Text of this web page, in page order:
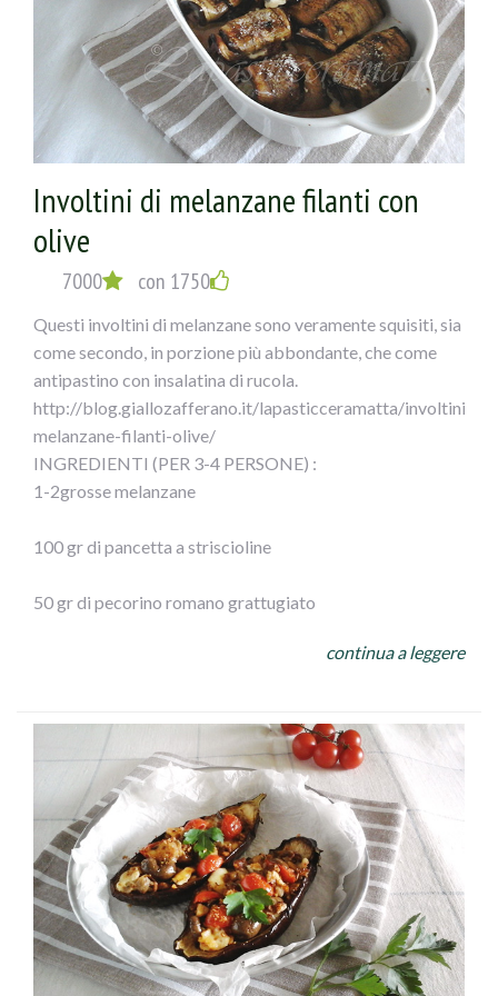
per 5-6 minuti uniformemente, finché la pelle risulterà
croccante. Unite gli spicchi di aglio sbucciati e
schiacciati alle erbe aromatiche in polvere.
Lasciate insaporire per due minuti, in seguito aggiungete
la polpa di pomodoro. Regolate di sale e pepe,
aggiungete lo zucchero e le foglie di alloro.
Unite i capperi e le olive nere denocciolate FICACCI.
Mescolate bene il tutto e lasciate cuocere 30-40 minuti,
aggiungendo verso fine cottura le foglie di basilico.
Servitele cosce di pollo in umido con olive e capperi con il
Involtini di melanzane filanti con
olive
7000 con 1750
Questi involtini di melanzane sono veramente squisiti, sia
come secondo, in porzione più abbondante, che come
antipastino con insalatina di rucola.
http://blog.giallozafferano.it/lapasticceramatta/involtini-
melanzane-filanti-olive/
INGREDIENTI (PER 3-4 PERSONE) :
1-2grosse melanzane
100 gr di pancetta a striscioline
50 gr di pecorino romano grattugiato
½ spicchio d’aglio
250 gr di mozzarella
olio extra vergine d’oliva
sale
ESECUZIONE:
continua a leggere